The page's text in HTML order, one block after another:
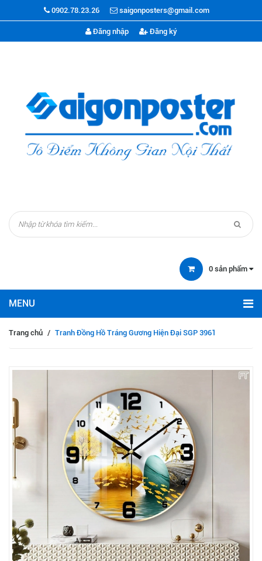
0902.78.23.26 saigonposters@gmail.com
Đăng nhập Đăng ký
0 sản phẩm
Trang chủ / Tranh Đồng Hồ Tráng Gương Hiện Đại SGP 3961